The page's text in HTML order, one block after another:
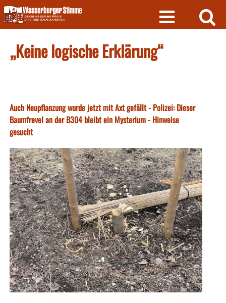
Skip
to
content
„Keine logische Erklärung“
Auch Neupflanzung wurde jetzt mit Axt gefällt - Polizei: Dieser
Baumfrevel an der B304 bleibt ein Mysterium - Hinweise
gesucht